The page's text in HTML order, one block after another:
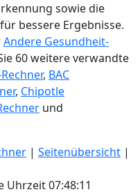
sowie die
bessere Ergebnisse.
Andere Gesundheit-
60 weitere verwandte
, BAC
, Chipotle
und
| Seitenübersicht |
Uhrzeit 07:48:11